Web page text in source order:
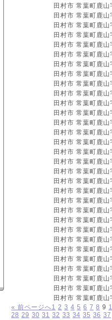
田村市 常葉町鹿山
田村市 常葉町鹿山
田村市 常葉町鹿山
田村市 常葉町鹿山
田村市 常葉町鹿山
田村市 常葉町鹿山
田村市 常葉町鹿山
田村市 常葉町鹿山
田村市 常葉町鹿山
田村市 常葉町鹿山
田村市 常葉町鹿山
田村市 常葉町鹿山
田村市 常葉町鹿山
田村市 常葉町鹿山
田村市 常葉町鹿山
田村市 常葉町鹿山
田村市 常葉町鹿山
田村市 常葉町鹿山
田村市 常葉町鹿山
田村市 常葉町鹿山
田村市 常葉町鹿山
田村市 常葉町鹿山
田村市 常葉町鹿山
田村市 常葉町鹿山
田村市 常葉町鹿山
田村市 常葉町鹿山
田村市 常葉町鹿山
田村市 常葉町鹿山
田村市 常葉町鹿山
田村市 常葉町鹿山
田村市 常葉町鹿山
« 前ページへ1 2 3 4 5 6 7 8 9
28 29 30 31 32 33 34 35 36 37